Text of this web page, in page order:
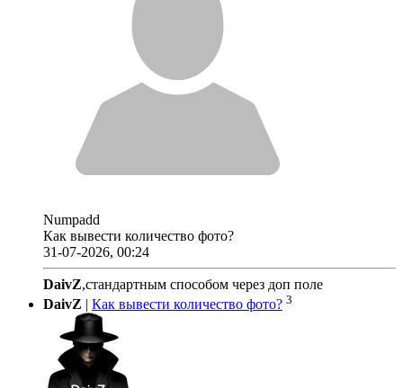
Numpadd
Как вывести количество фото?
31-07-2026, 00:24
DaivZ,стандартным способом через доп поле
DaivZ | Как вывести количество фото? 3